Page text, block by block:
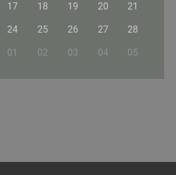
17 18 19 20 21
24 25 26 27 28
01 02 03 04 05